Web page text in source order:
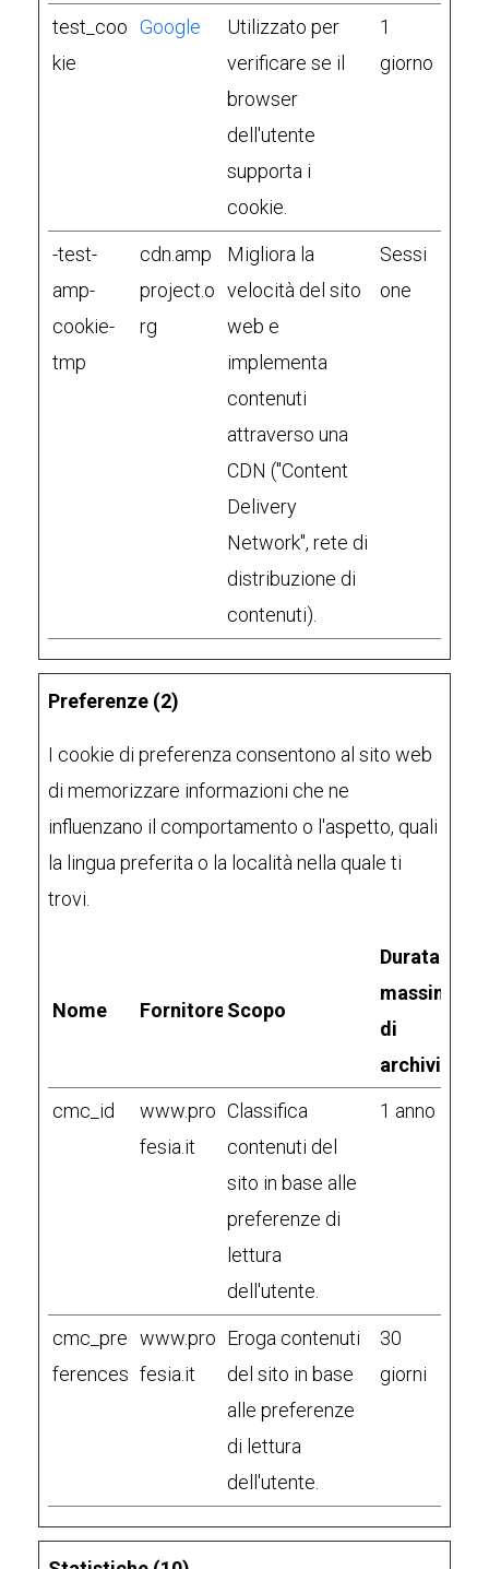
test_coo
kie
Google
Utilizzato per
verificare se il
browser
dell'utente
supporta i
cookie.
1
giorno
-test-
amp-
cookie-
tmp
cdn.amp
project.o
rg
Migliora la
velocità del sito
web e
implementa
contenuti
attraverso una
CDN ("Content
Delivery
Network", rete di
distribuzione di
contenuti).
Sessi
one
Preferenze (2)
I cookie di preferenza consentono al sito web
di memorizzare informazioni che ne
influenzano il comportamento o l'aspetto, quali
la lingua preferita o la località nella quale ti
trovi.
Nome Fornitore Scopo
Durata
massima
di
cmc_id
www.pro
fesia.it
Classifica
contenuti del
sito in base alle
preferenze di
lettura
dell'utente.
1 anno
cmc_pre
ferences
www.pro
fesia.it
Eroga contenuti
del sito in base
alle preferenze
di lettura
dell'utente.
30
giorni